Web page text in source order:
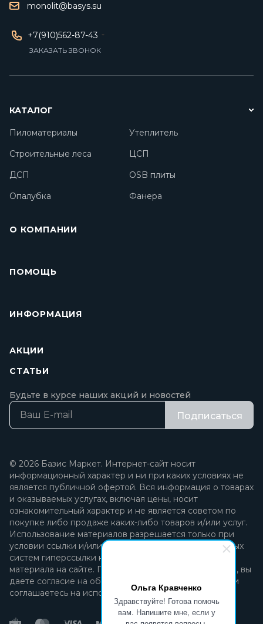
Ольга Кравченко
Здравствуйте! Готова помочь
вам. Напишите мне, если у
monolit@basys.su
+7(910)562-87-43
ЗАКАЗАТЬ ЗВОНОК
КАТАЛОГ
Пиломатериалы
Утеплитель
Строительные леса
ЦСП
ДСП
OSB плиты
Опалубка
Фанера
О КОМПАНИИ
ПОМОЩЬ
ИНФОРМАЦИЯ
АКЦИИ
СТАТЬИ
Будьте в курсе наших акций и новостей
Подписаться
© 2026 Базис Маркет. Интернет-сайт носит
информационный характер и ни при каких условиях не
является публичной офертой. Вся информация о товарах
и оказываемых услугах, включая цены, носит
ознакомительный характер и не является советом по
покупке либо продаже каких-либо товаров и/или услуг.
Использование материалов разрешается только при
условии ссылки и/или прямой открытой для поисковых
систем гиперссылки на непосредственный адрес
материала на сайте. Продолжая пользоваться сайтом, вы
даете согласие на обработку персональных данных
и
соглашаетесь на использование файлов cookie.